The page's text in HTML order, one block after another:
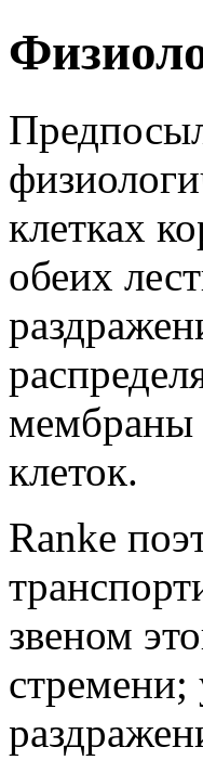
клетках
обеих
мембраны
клеток.
Ranke
звеном
стремени;